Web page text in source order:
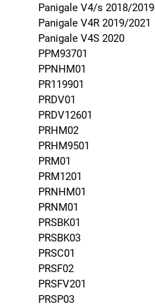
Panigale V4/s 2018/2019
Panigale V4R 2019/2021
Panigale V4S 2020
PPM93701
PPNHM01
PR119901
PRDV01
PRDV12601
PRHM02
PRHM9501
PRM01
PRM1201
PRNHM01
PRNM01
PRSBK01
PRSBK03
PRSC01
PRSF02
PRSFV201
PRSP03